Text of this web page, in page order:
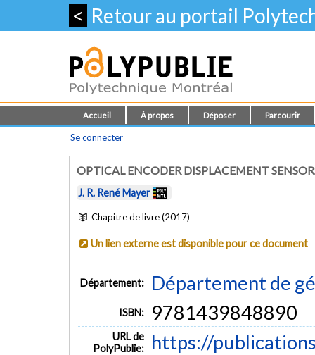
< Retour au portail
Accueil À propos Déposer Parcourir
Se connecter
OPTICAL ENCODER DISPLACEMENT
J. R. René Mayer
Chapitre de livre (2017)
Un lien externe est disponible pour ce document
Département: Département de
ISBN: 9781439848890
URL de
PolyPublie:
https://